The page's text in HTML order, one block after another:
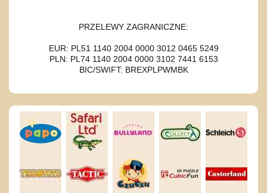
PRZELEWY ZAGRANICZNE:
EUR: PL51 1140 2004 0000 3012 0465 5249
PLN: PL74 1140 2004 0000 3102 7441 6153
BIC/SWIFT: BREXPLPWMBK